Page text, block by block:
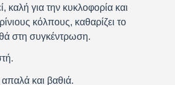
καλή για την κυκλοφορία και
κόλπους, καθαρίζει το
στη συγκέντρωση.
και βαθιά.